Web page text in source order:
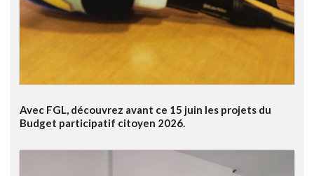
Avec FGL, découvrez avant ce 15 juin les projets du
Budget participatif citoyen 2026.